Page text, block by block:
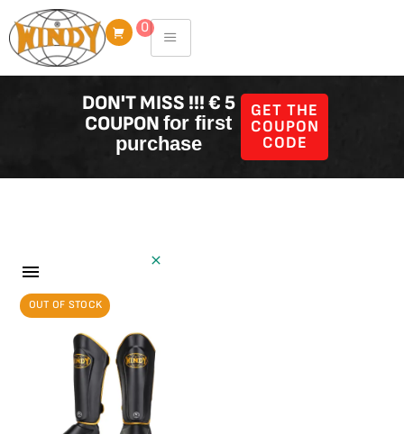
to
content
0
DON'T MISS !!! € 5
COUPONfor first
purchase
GET THE
COUPON
CODE
OUT OF STOCK